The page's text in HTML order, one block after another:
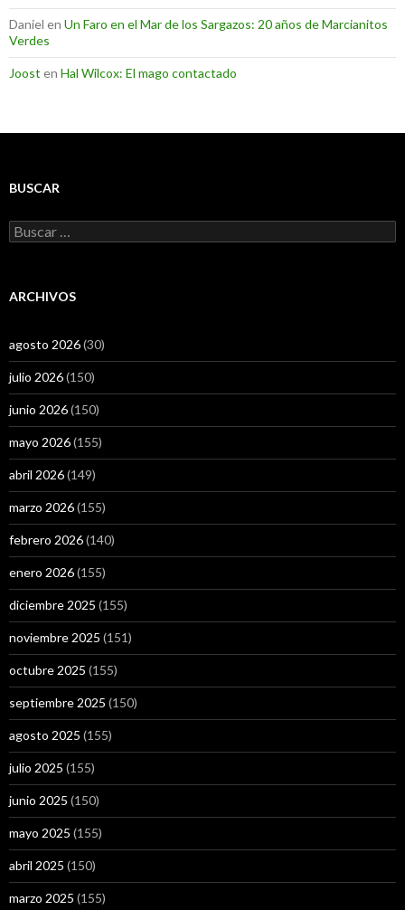
Daniel en Un Faro en el Mar de los Sargazos: 20 años de Marcianitos
Verdes
Joost en Hal Wilcox: El mago contactado
BUSCAR
Buscar:
ARCHIVOS
agosto 2026(30)
julio 2026(150)
junio 2026(150)
mayo 2026(155)
abril 2026(149)
marzo 2026(155)
febrero 2026(140)
enero 2026(155)
diciembre 2025 (155)
noviembre 2025 (151)
octubre 2025 (155)
septiembre 2025 (150)
agosto 2025 (155)
julio 2025 (155)
junio 2025 (150)
mayo 2025 (155)
abril 2025 (150)
marzo 2025 (155)